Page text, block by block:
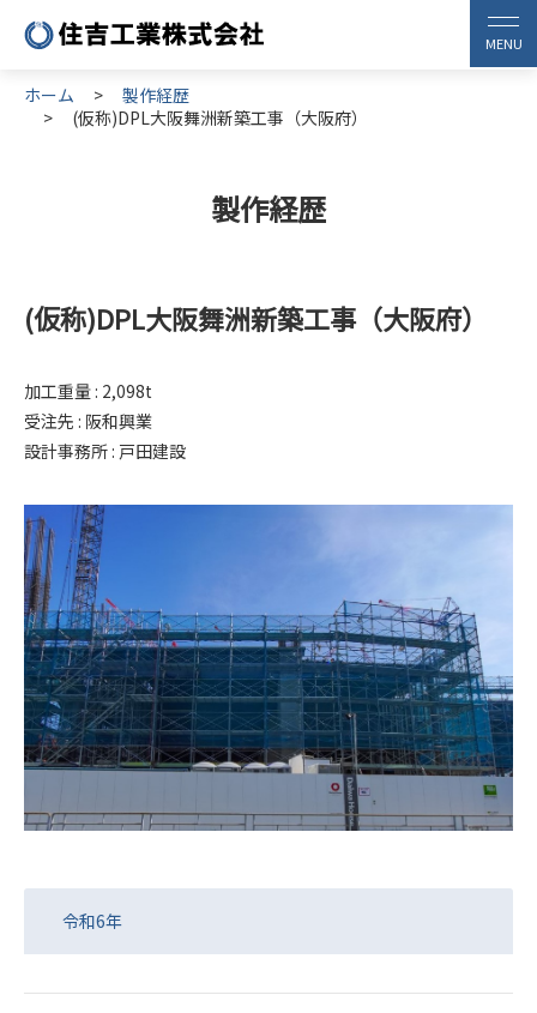
ホーム
製作経歴
(仮称)DPL大阪舞洲新築工事（大阪府）
製作経歴
(仮称)DPL大阪舞洲新築工事（大阪府）
加工重量 : 2,098t
受注先 : 阪和興業
設計事務所 : 戸田建設
令和6年